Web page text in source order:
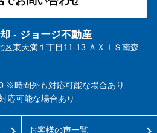
- ジョージ不動産
区東天満１丁目11-13 ＡＸＩＳ南森
※時間外も対応可能な場合あり
応可能な場合あり
お客様の声一覧